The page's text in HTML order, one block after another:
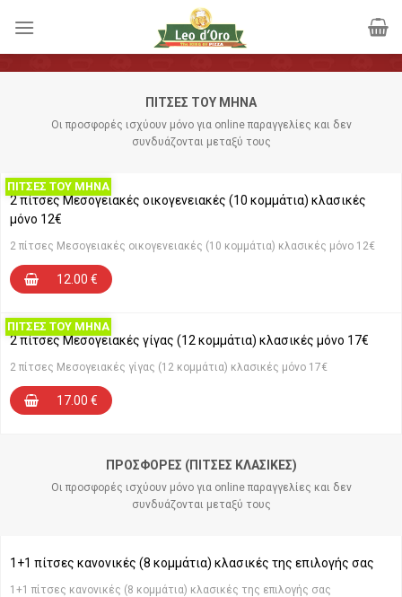
ΠΊΤΣΕΣ ΤΟΥ ΜΉΝΑ
Οι προσφορές ισχύουν μόνο για online παραγγελίες και δεν
συνδυάζονται μεταξύ τους
ΠΙΤΣΕΣ ΤΟΥ ΜΗΝΑ
2 πίτσες Μεσογειακές oικογενειακές (10 κομμάτια) κλασικές
μόνο 12€
2 πίτσες Μεσογειακές oικογενειακές (10 κομμάτια) κλασικές μόνο 12€
12.00 €
ΠΙΤΣΕΣ ΤΟΥ ΜΗΝΑ
2 πίτσες Μεσογειακές γίγας (12 κομμάτια) κλασικές μόνο 17€
2 πίτσες Μεσογειακές γίγας (12 κομμάτια) κλασικές μόνο 17€
17.00 €
ΠΡΟΣΦΟΡΈΣ (ΠΊΤΣΕΣ ΚΛΑΣΙΚΈΣ)
Οι προσφορές ισχύουν μόνο για online παραγγελίες και δεν
συνδυάζονται μεταξύ τους
1+1 πίτσες κανονικές (8 κομμάτια) κλασικές της επιλογής σας
1+1 πίτσες κανονικές (8 κομμάτια) κλασικές της επιλογής σας